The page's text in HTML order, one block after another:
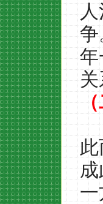
人
争
年
关
（
此
成
一